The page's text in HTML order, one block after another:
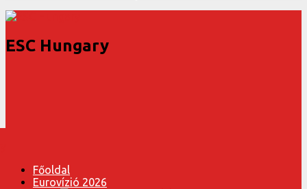
ESC Hungary
Főoldal
Eurovízió 2026